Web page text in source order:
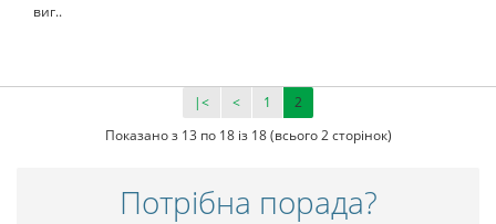
виг..
|< < 1 2
Показано з 13 по 18 із 18 (всього 2 сторінок)
Потрібна порада?